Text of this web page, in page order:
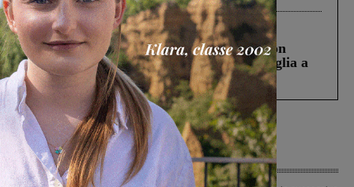
Cronaca 3 Agosto 2026
Scomparso da una struttura di Castiglion
Fiorentino l’uomo che aveva ucciso la figlia a
Levane nel 2020